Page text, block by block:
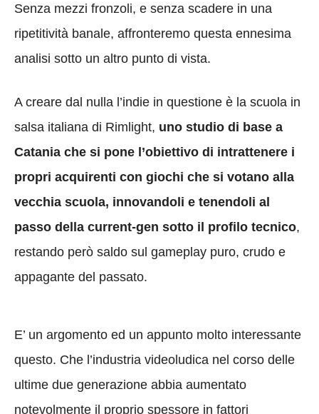
Senza mezzi fronzoli, e senza scadere in una
ripetitività banale, affronteremo questa ennesima
analisi sotto un altro punto di vista.
A creare dal nulla l’indie in questione è la scuola in
salsa italiana di Rimlight, uno studio di base a
Catania che si pone l’obiettivo di intrattenere i
propri acquirenti con giochi che si votano alla
vecchia scuola, innovandoli e tenendoli al
passo della current-gen sotto il profilo tecnico,
restando però saldo sul gameplay puro, crudo e
appagante del passato.
E’ un argomento ed un appunto molto interessante
questo. Che l’industria videoludica nel corso delle
ultime due generazione abbia aumentato
notevolmente il proprio spessore in fattori